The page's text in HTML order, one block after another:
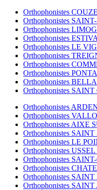
Orthophonistes
Orthophonistes
Orthophonistes
Orthophonistes
Orthophonistes LE
Orthophonistes
Orthophonistes
Orthophonistes
Orthophonistes
Orthophonistes
Orthophonistes
Orthophonistes
Orthophonistes AIXE
Orthophonistes
Orthophonistes LE
Orthophonistes USSEL
Orthophonistes
Orthophonistes
Orthophonistes
Orthophonistes